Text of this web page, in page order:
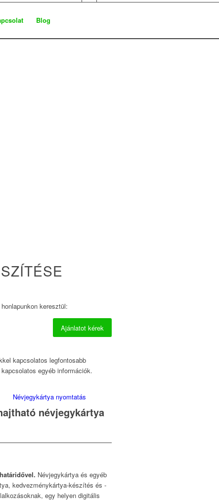
Blog
keresztül:
Ajánlatot kérek
kapcsolatos legfontosabb
egyéb információk.
Ajánlatot kérek
névjegykártya
Névjegykártya és egyéb
kedvezménykártya-készítés és -
egy helyen digitális